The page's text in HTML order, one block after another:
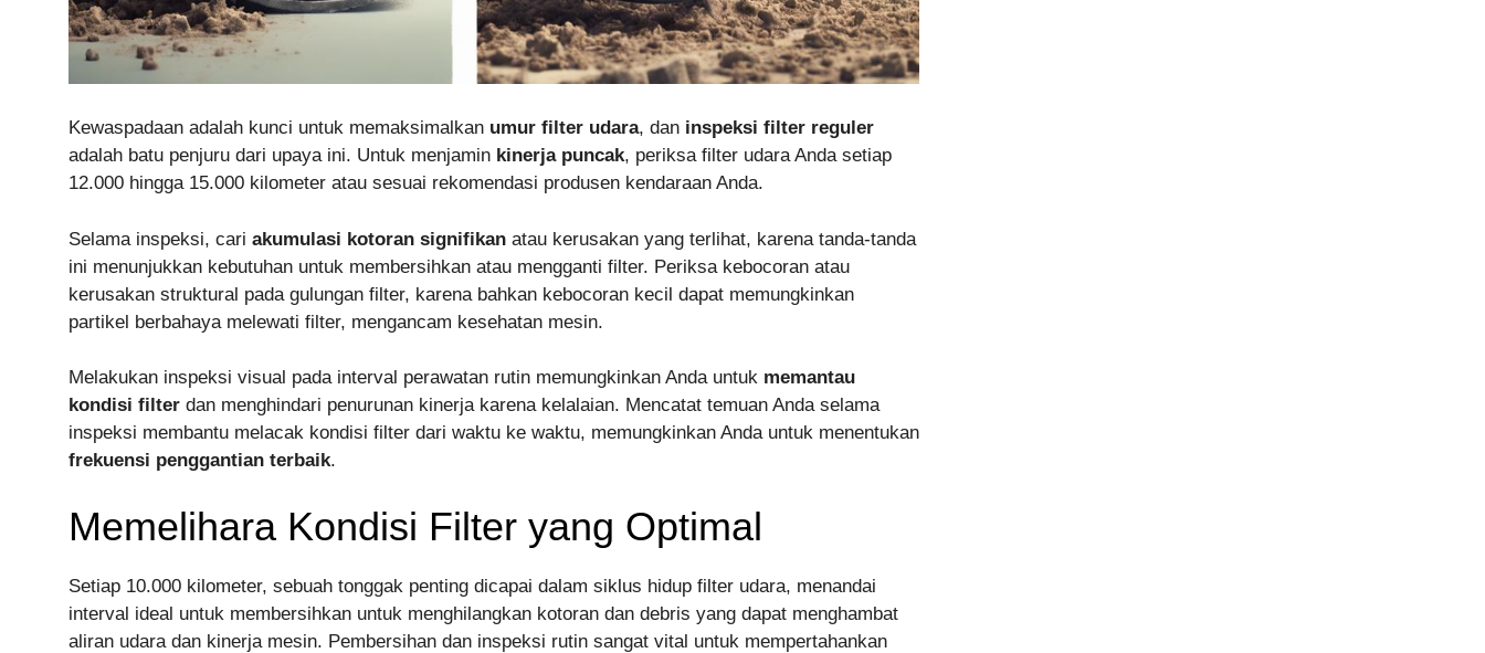
Kewaspadaan adalah kunci untuk memaksimalkan umur filter udara, dan inspeksi filter reguler
adalah batu penjuru dari upaya ini. Untuk menjamin kinerja puncak, periksa filter udara Anda setiap
12.000 hingga 15.000 kilometer atau sesuai rekomendasi produsen kendaraan Anda.
Selama inspeksi, cari akumulasi kotoran signifikan atau kerusakan yang terlihat, karena tanda-tanda
ini menunjukkan kebutuhan untuk membersihkan atau mengganti filter. Periksa kebocoran atau
kerusakan struktural pada gulungan filter, karena bahkan kebocoran kecil dapat memungkinkan
partikel berbahaya melewati filter, mengancam kesehatan mesin.
Melakukan inspeksi visual pada interval perawatan rutin memungkinkan Anda untuk memantau
kondisi filter dan menghindari penurunan kinerja karena kelalaian. Mencatat temuan Anda selama
inspeksi membantu melacak kondisi filter dari waktu ke waktu, memungkinkan Anda untuk menentukan
frekuensi penggantian terbaik.
Memelihara Kondisi Filter yang Optimal
Setiap 10.000 kilometer, sebuah tonggak penting dicapai dalam siklus hidup filter udara, menandai
interval ideal untuk membersihkan untuk menghilangkan kotoran dan debris yang dapat menghambat
aliran udara dan kinerja mesin. Pembersihan dan inspeksi rutin sangat vital untuk mempertahankan